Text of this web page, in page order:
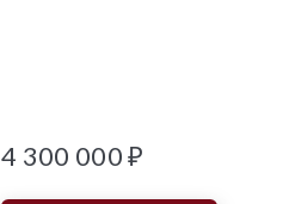
4 300 000 ₽